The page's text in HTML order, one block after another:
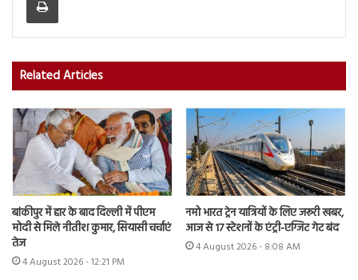
Related Articles
बांकीपुर में हार के बाद दिल्ली में पीएम
मोदी से मिले नीतीश कुमार, सियासी चर्चाएं
तेज
4 August 2026 - 12:21 PM
नमो भारत ट्रेन यात्रियों के लिए जरूरी खबर,
आज से 17 स्टेशनों के एंट्री-एग्जिट गेट बंद
4 August 2026 - 8:08 AM